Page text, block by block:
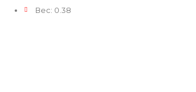
Вес: 0.38